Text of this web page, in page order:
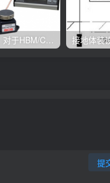
静电事件监测仪，对于HBM/CDM模型放电的监测 接地体装
提